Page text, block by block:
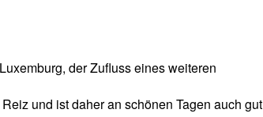
der Zufluss eines weiteren
und ist daher an schönen Tagen auch gut